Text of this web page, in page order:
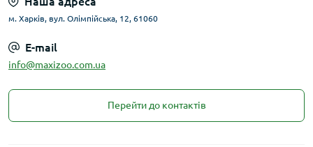
м. Харків, вул. Олімпійська, 12, 61060
E-mail
info@maxizoo.com.ua
Перейти до контактів